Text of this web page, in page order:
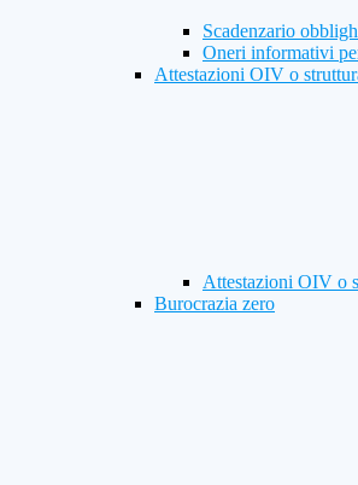
Scadenzario
Oneri informativi
Attestazioni OIV o
Attestazioni OIV o
Burocrazia zero